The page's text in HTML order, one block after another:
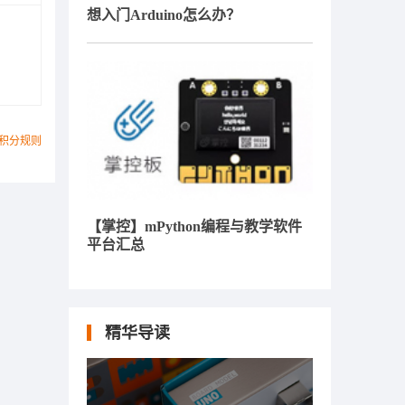
分规则
想入门Arduino怎么办？
【掌控】mPython编程与教学软件
平台汇总
精华导读